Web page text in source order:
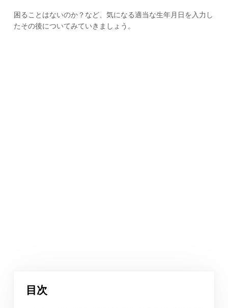
困ることはないのか？など、気になる適当な生年月日を入力し
たその後についてみていきましょう。
目次